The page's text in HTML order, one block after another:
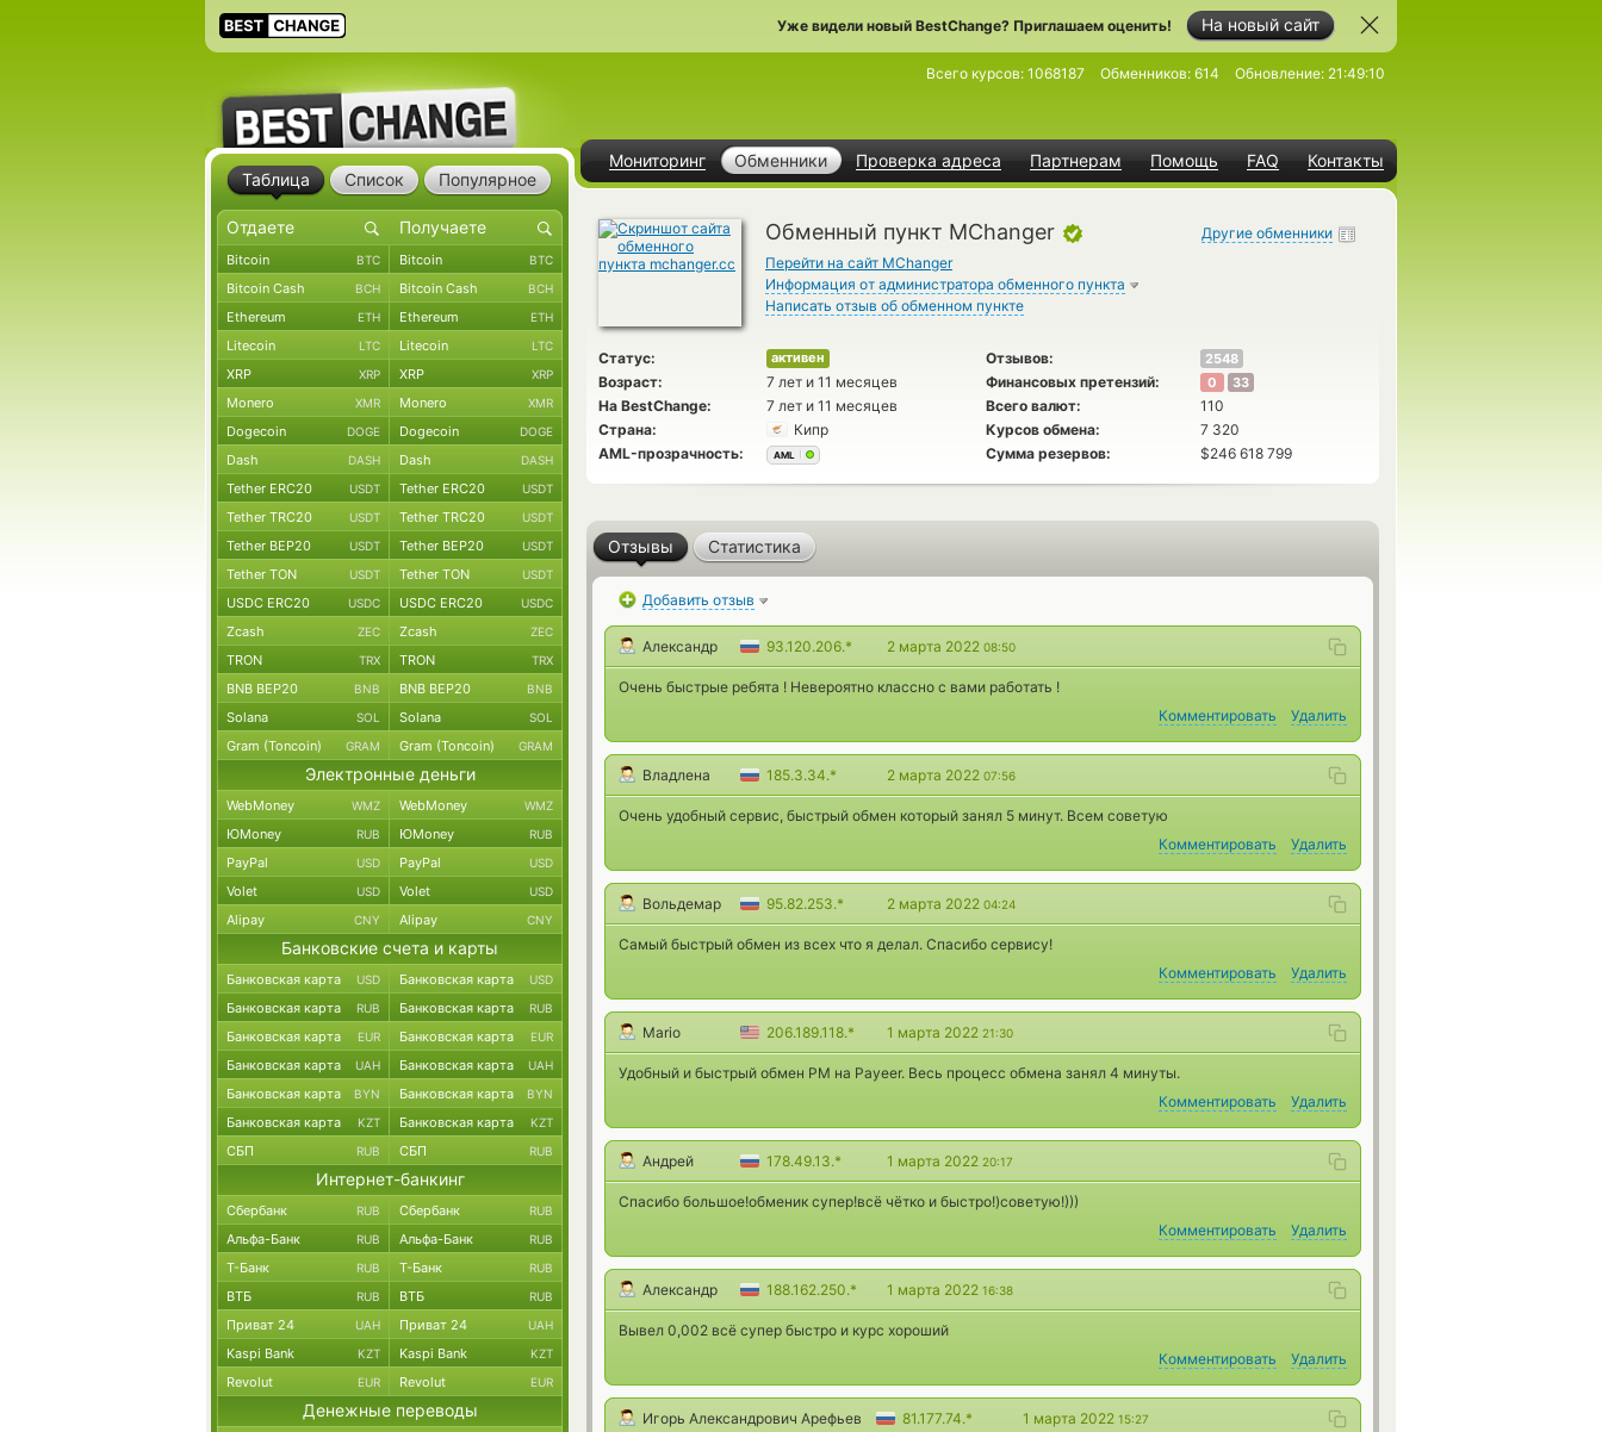
На новый сайт
Уже видели новый BestChange? Приглашаем оценить!
Мониторинг Обменники Проверка адреса Партнерам Помощь FAQ Контакты
Всего курсов: 1068187 Обменников: 614 Обновление: 21:49:10
Обменный пункт MChanger
Перейти на сайт MChanger
Информация от администратора обменного пункта
Написать отзыв об обменном пункте
Другие обменники
Статус: активен Отзывов: 2548
Возраст: 7 лет и 11 месяцев Финансовых претензий: 0 33
На BestChange: 7 лет и 11 месяцев Всего валют:
110
Страна:
Кипр Курсов обмена:
7 320
AML-прозрачность:
AML Сумма резервов: $246 618 799
Отзывы Статистика
Добавить отзыв
Александр 93.120.206.* 2 марта 2022 08:50
Очень быстрые ребята ! Невероятно классно с вами работать !
Комментировать
Удалить
Владлена 185.3.34.* 2 марта 2022 07:56
Очень удобный сервис, быстрый обмен который занял 5 минут. Всем советую
Комментировать
Удалить
Вольдемар 95.82.253.* 2 марта 2022 04:24
Самый быстрый обмен из всех что я делал. Спасибо сервису!
Комментировать
Удалить
Mario 206.189.118.* 1 марта 2022 21:30
Удобный и быстрый обмен PM на Payeer. Весь процесс обмена занял 4 минуты.
Комментировать
Удалить
Андрей 178.49.13.* 1 марта 2022 20:17
Спасибо большое!обменик супер!всё чётко и быстро!)советую!)))
Комментировать
Удалить
Александр 188.162.250.* 1 марта 2022 16:38
Вывел 0,002 всё супер быстро и курс хороший
Комментировать
Удалить
Игорь Александрович Арефьев 81.177.74.* 1 марта 2022 15:27
Таблица Список Популярное
Bitcoin BTC Bitcoin BTC
Bitcoin Cash BCH Bitcoin Cash BCH
Ethereum ETH Ethereum ETH
Litecoin LTC Litecoin LTC
XRP XRP XRP XRP
Monero XMR Monero XMR
Dogecoin DOGE Dogecoin DOGE
Dash DASH Dash DASH
Tether ERC20 USDT Tether ERC20 USDT
Tether TRC20 USDT Tether TRC20 USDT
Tether BEP20 USDT Tether BEP20 USDT
Tether TON USDT Tether TON USDT
USDC ERC20 USDC USDC ERC20 USDC
Zcash ZEC Zcash ZEC
TRON TRX TRON TRX
BNB BEP20 BNB BNB BEP20 BNB
Solana SOL Solana SOL
Gram (Toncoin) GRAM Gram (Toncoin) GRAM
Электронные деньги
WebMoney WMZ WebMoney WMZ
ЮMoney RUB ЮMoney RUB
PayPal USD PayPal USD
Volet USD Volet USD
Alipay CNY Alipay CNY
Банковские счета и карты
Банковская карта USD Банковская карта USD
Банковская карта RUB Банковская карта RUB
Банковская карта EUR Банковская карта EUR
Банковская карта UAH Банковская карта UAH
Банковская карта BYN Банковская карта BYN
Банковская карта KZT Банковская карта KZT
СБП RUB СБП RUB
Интернет-банкинг
Сбербанк RUB Сбербанк RUB
Альфа-Банк RUB Альфа-Банк RUB
Т-Банк RUB Т-Банк RUB
ВТБ RUB ВТБ RUB
Приват 24 UAH Приват 24 UAH
Kaspi Bank KZT Kaspi Bank KZT
Revolut EUR Revolut EUR
Денежные переводы